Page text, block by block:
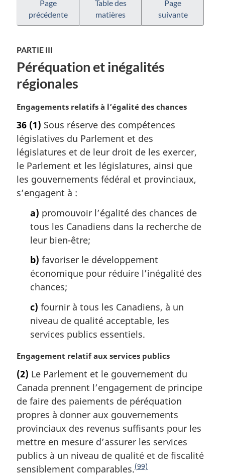
LOIS
CONSTITUTIONNELLES
DE
1982
1990)
LOIS
CONSTITUTIONNELLES
à
DE
Page
précédente
Table des
matières
Page
suivante
PARTIE III
Péréquation et inégalités
régionales
N
t
e
m
a
g
i
Engagements relatifs à l’égalité des chances
36 (1) Sous réserve des compétences
législatives du Parlement et des
législatures et de leur droit de les exercer,
le Parlement et les législatures, ainsi que
les gouvernements fédéral et provinciaux,
s’engagent à :
a) promouvoir l’égalité des chances de
tous les Canadiens dans la recherche de
leur bien-être;
b) favoriser le développement
économique pour réduire l’inégalité des
chances;
c) fournir à tous les Canadiens, à un
niveau de qualité acceptable, les
services publics essentiels.
N
t
e
m
a
r
g
i
n
a
Engagement relatif aux services publics
(2) Le Parlement et le gouvernement du
Canada prennent l’engagement de principe
de faire des paiements de péréquation
propres à donner aux gouvernements
provinciaux des revenus suffisants pour les
mettre en mesure d’assurer les services
publics à un niveau de qualité et de fiscalité
sensiblement comparables.N
(99)